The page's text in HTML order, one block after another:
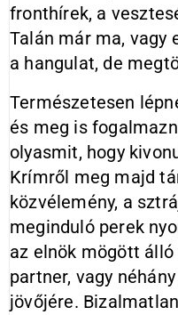
fronthírek, a
Talán már ma, vagy
a hangulat, de
Természetesen
és meg is
olyasmit, hogy
Krímről meg majd
közvélemény, a
meginduló perek
az elnök mögött
partner, vagy
jövőjére.